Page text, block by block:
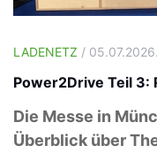
LADENETZ / 05.07.2026.
Power2Drive Teil 3:
Die Messe in
Überblick über